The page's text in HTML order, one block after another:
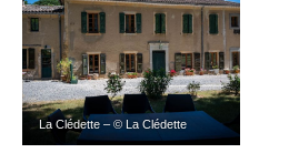
La Clédette – © La Clédette